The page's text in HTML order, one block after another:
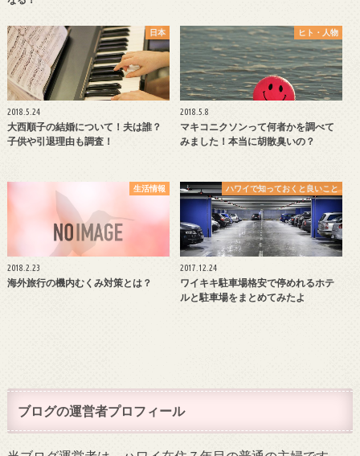
日本
2018.5.24
大西順子の結婚について！夫は誰？
子供や引退理由も調査！
ヒト・人物
2018.5.8
マキコニクソンって何者かを調べて
みました！本当に胡散臭いの？
生活情報
2018.2.23
海外旅行の機内むくみ対策とは？
ハワイで知っておくと良いこと
2017.12.24
ワイキキ駐車場格安で停めれるホテ
ルと駐車場をまとめてみたよ
ブログの運営者プロフィール